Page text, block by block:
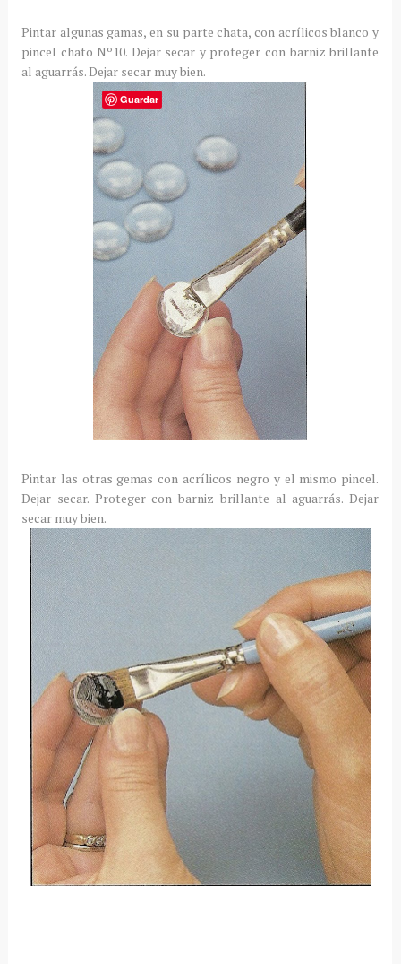
Pintar algunas gamas, en su parte chata, con acrílicos blanco y
pincel chato Nº10. Dejar secar y proteger con barniz brillante
al aguarrás. Dejar secar muy bien.
Pintar las otras gemas con acrílicos negro y el mismo pincel.
Dejar secar. Proteger con barniz brillante al aguarrás. Dejar
secar muy bien.
Guardar